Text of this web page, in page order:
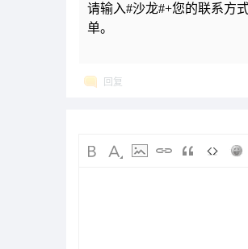
请输入#沙龙#+您的联系方
单。
回复